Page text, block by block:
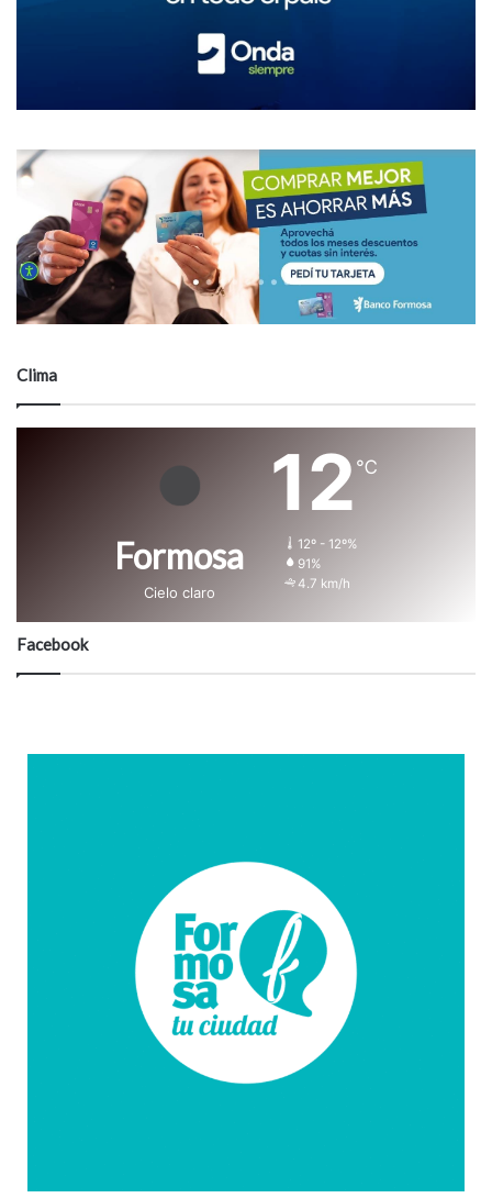
Clima
Formosa
Cielo claro
12 ℃
12º - 12º%
91%
4.7 km/h
Facebook